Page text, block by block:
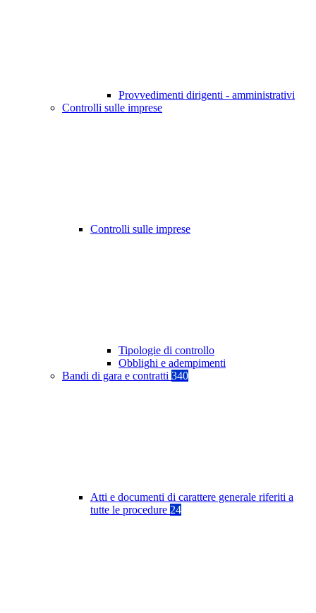
Provvedimenti dirigenti - amministrativi
Controlli sulle imprese
Controlli sulle imprese
Tipologie di controllo
Obblighi e adempimenti
Bandi di gara e contratti 340
Atti e documenti di carattere generale riferiti a
tutte le procedure 24